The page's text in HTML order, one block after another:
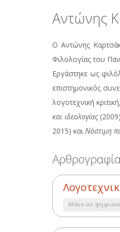
Αντώνης
Ο Αντώνης
Φιλολογίας του
Εργάστηκε ως
επιστημονικός
λογοτεχνική
και ιδεολογίας
2015) και Νόστιμη
Μόνο σε